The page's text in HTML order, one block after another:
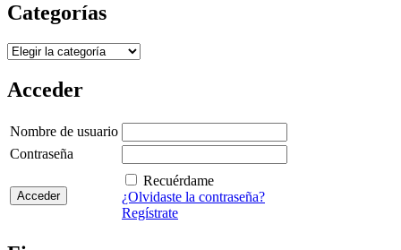
Categorías
Categorías
Acceder
Nombre de usuario
Contraseña
Recuérdame
¿Olvidaste la contraseña?
Regístrate